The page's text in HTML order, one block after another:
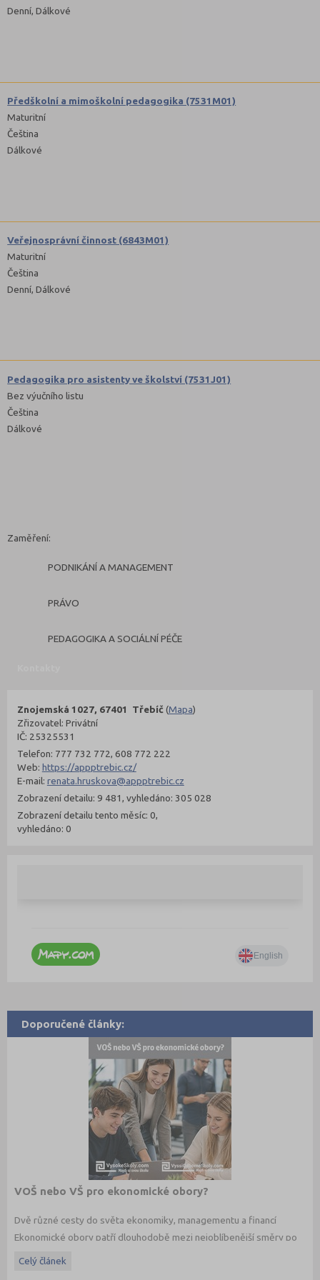
Denní, Dálkové
Předškolní a mimoškolní pedagogika (7531M01)
Maturitní
Čeština
Dálkové
Veřejnosprávní činnost (6843M01)
Maturitní
Čeština
Denní, Dálkové
Pedagogika pro asistenty ve školství (7531J01)
Bez výučního listu
Čeština
Dálkové
Zaměření:
PODNIKÁNÍ A MANAGEMENT
PRÁVO
PEDAGOGIKA A SOCIÁLNÍ PÉČE
Znojemská 1027, 67401 Třebíč (Mapa)
Zřizovatel: Privátní
IČ: 25325531
Telefon: 777 732 772, 608 772 222
Web: https://appptrebic.cz/
E-mail: renata.hruskova@appptrebic.cz
Zobrazení detailu: 9 481, vyhledáno: 305 028
Zobrazení detailu tento měsíc: 0,
vyhledáno: 0
Doporučené články:
VOŠ nebo VŠ pro ekonomické obory?
Dvě různé cesty do světa ekonomiky, managementu a financí
Ekonomické obory patří dlouhodobě mezi nejoblíbenější směry po
studovat, ale také jakým způsobem. Vedle vysokých škol dnes
Celý článek